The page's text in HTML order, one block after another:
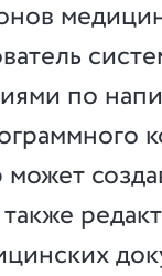
по